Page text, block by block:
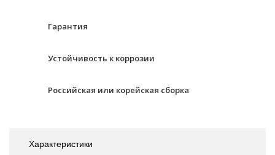
Гарантия
Устойчивость к коррозии
Российская или корейская сборка
Характеристики